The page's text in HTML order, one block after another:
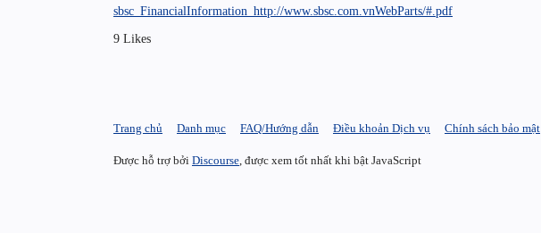
sbsc_FinancialInformation_http://www.sbsc.com.vnWebParts/#.pdf
9 Likes
Trang chủ Danh mục FAQ/Hướng dẫn Điều khoản Dịch vụ Chính sách bảo mật
Được hỗ trợ bởi Discourse , được xem tốt nhất khi bật JavaScript